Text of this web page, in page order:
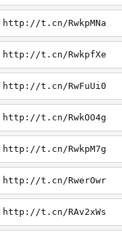
http://t.cn/RwkpMNa
http://t.cn/RwkpfXe
http://t.cn/RwFuUi0
http://t.cn/RwkOO4g
http://t.cn/RwkpM7g
http://t.cn/RwerOwr
http://t.cn/RAv2xWs